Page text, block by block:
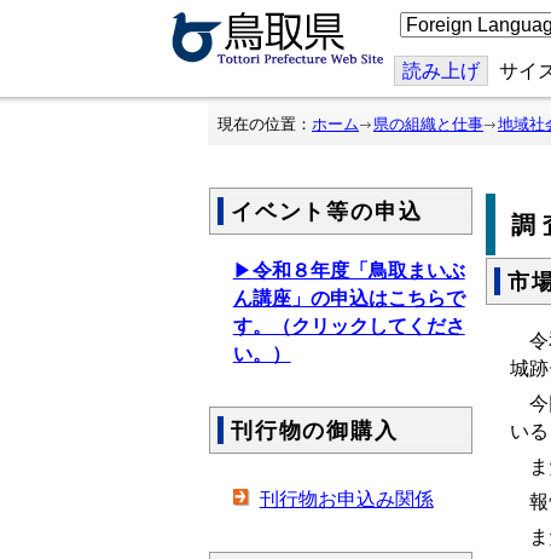
こ
の
ジ
を
翻
読み上げ サイ
現在の位置： ホーム 県の組織と仕事 地域社
イベント等の申込
▶令和８年度「鳥取まいぶ
ん講座」の申込はこちらで
す。（クリックしてくださ
い。）
刊行物の御購入
刊行物お申込み関係
調
市
令
城
今
い
報
ま